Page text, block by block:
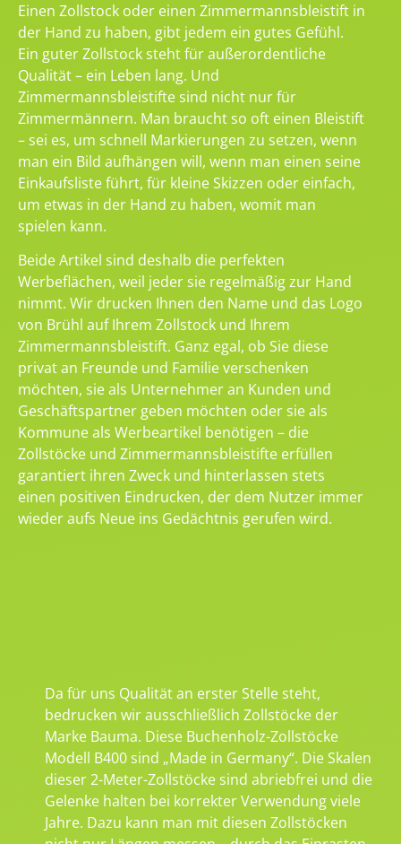
Einen Zollstock oder einen Zimmermannsbleistift in
der Hand zu haben, gibt jedem ein gutes Gefühl.
Ein guter Zollstock steht für außerordentliche
Qualität – ein Leben lang. Und
Zimmermannsbleistifte sind nicht nur für
Zimmermännern. Man braucht so oft einen Bleistift
– sei es, um schnell Markierungen zu setzen, wenn
man ein Bild aufhängen will, wenn man einen seine
Einkaufsliste führt, für kleine Skizzen oder einfach,
um etwas in der Hand zu haben, womit man
spielen kann.
Beide Artikel sind deshalb die perfekten
Werbeflächen, weil jeder sie regelmäßig zur Hand
nimmt. Wir drucken Ihnen den Name und das Logo
von Brühl auf Ihrem Zollstock und Ihrem
Zimmermannsbleistift. Ganz egal, ob Sie diese
privat an Freunde und Familie verschenken
möchten, sie als Unternehmer an Kunden und
Geschäftspartner geben möchten oder sie als
Kommune als Werbeartikel benötigen – die
Zollstöcke und Zimmermannsbleistifte erfüllen
garantiert ihren Zweck und hinterlassen stets
einen positiven Eindrucken, der dem Nutzer immer
wieder aufs Neue ins Gedächtnis gerufen wird.
Da für uns Qualität an erster Stelle steht,
bedrucken wir ausschließlich Zollstöcke der
Marke Bauma. Diese Buchenholz-Zollstöcke
Modell B400 sind „Made in Germany“. Die Skalen
dieser 2-Meter-Zollstöcke sind abriebfrei und die
Gelenke halten bei korrekter Verwendung viele
Jahre. Dazu kann man mit diesen Zollstöcken